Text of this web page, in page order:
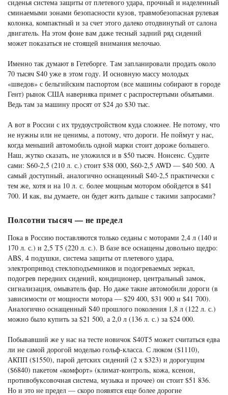
сиденья система защиты от плетевого удара, прочный и наделенный
сминаемыми зонами безопасности кузов, травмобезопасная рулевая
колонка, компактный и за счет этого далеко отодвинутый от салона
двигатель. На этом фоне вам даже тесный задний ряд сидений
может показаться не стоящей внимания мелочью.
Именно так думают в Гетеборге. Там запланировали продать около
70 тысяч S40 уже в этом году. И основную массу молодых
«шведов» с бельгийским паспортом (все машины собирают в городе
Гент) рынок США наверняка примет с распростертыми объятьями.
Ведь там за машину просят от $24 до $30 тыс.
А вот в России с их трудоустройством куда сложнее. Не потому, что
не нужны или не ценимы, а потому, что дороги. Не поймут у нас,
когда меньший автомобиль одной марки стоит дороже большего.
Наш, жутко сказать, не уложился и в $50 тысяч. Нонсенс. Судите
сами: S60-2,5 (210 л. с.) стоит $38 000, S60-2,5 AWD — $40 500. А
самый доступный, аналогично оснащенный S40-2,5 практически с
тем же, хотя и на 10 л. с. более мощным мотором обойдется в $41
700. И как, вы думаете, он будет жить дальше с такими запросами?
Полсотни тысяч — не предел
Пока в Россию поставляются только седаны с моторами 2,4 л (140 и
170 л. с.) и 2,5 Т5 (220 л. с.). В базе все оснащены довольно щедро:
АBS, 4 подушки, система защиты от плетевого удара,
электропривод стеклоподъемников и подогреваемых зеркал,
подогрев передних сидений, кондиционер, центральный замок,
сигнализация, омыватель фар. Но даже такие автомобили дороги (в
зависимости от мощности мотора — $29 400, $31 900 и $41 700).
Аналогично оснащенный S40 прошлого поколения 1,8 л (122 л. с.)
можно было купить за $21 500, а 2,0 л (136 л. с.) за $24 000.
Побывавший же у нас на тесте новичок S40T5 может считаться едва
ли не самой дорогой моделью гольф-класса. С люком ($1110),
АКПП ($1550), парой детских сидений (2 х $323) и дорогущим
($6840) пакетом «комфорт» (климат-контроль, кожа, ксенон,
противобуксовочная система, музыка и прочее) он стоит $51 836.
Но и это не предел — скоро появятся еще более дорогие